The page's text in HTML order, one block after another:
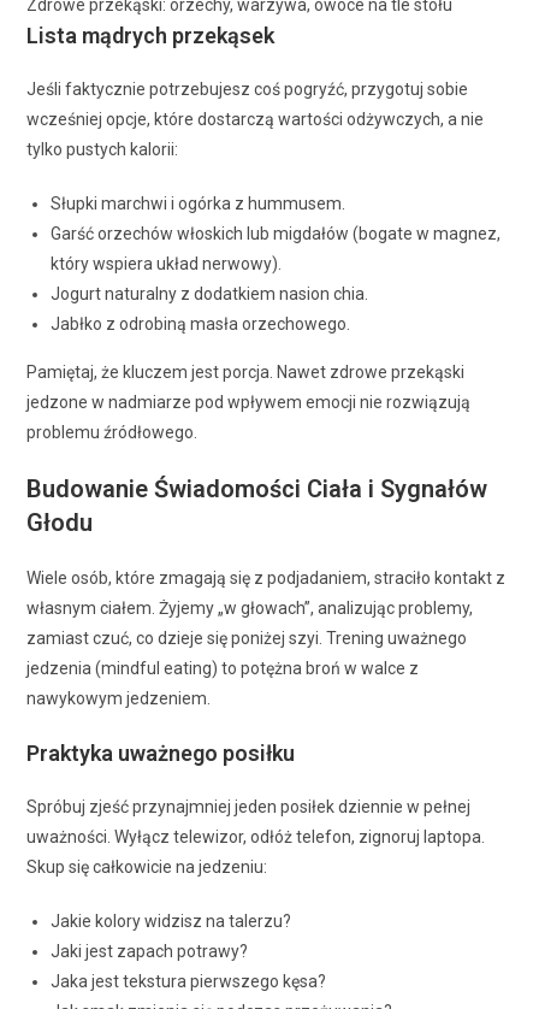
Zdrowe przekąski: orzechy, warzywa, owoce na tle stołu
Lista mądrych przekąsek
Jeśli faktycznie potrzebujesz coś pogryźć, przygotuj sobie
wcześniej opcje, które dostarczą wartości odżywczych, a nie
tylko pustych kalorii:
Słupki marchwi i ogórka z hummusem.
Garść orzechów włoskich lub migdałów (bogate w magnez,
który wspiera układ nerwowy).
Jogurt naturalny z dodatkiem nasion chia.
Jabłko z odrobiną masła orzechowego.
Pamiętaj, że kluczem jest porcja. Nawet zdrowe przekąski
jedzone w nadmiarze pod wpływem emocji nie rozwiązują
problemu źródłowego.
Budowanie Świadomości Ciała i Sygnałów
Głodu
Wiele osób, które zmagają się z podjadaniem, straciło kontakt z
własnym ciałem. Żyjemy „w głowach”, analizując problemy,
zamiast czuć, co dzieje się poniżej szyi. Trening uważnego
jedzenia (mindful eating) to potężna broń w walce z
nawykowym jedzeniem.
Praktyka uważnego posiłku
Spróbuj zjeść przynajmniej jeden posiłek dziennie w pełnej
uważności. Wyłącz telewizor, odłóż telefon, zignoruj laptopa.
Skup się całkowicie na jedzeniu:
Jakie kolory widzisz na talerzu?
Jaki jest zapach potrawy?
Jaka jest tekstura pierwszego kęsa?